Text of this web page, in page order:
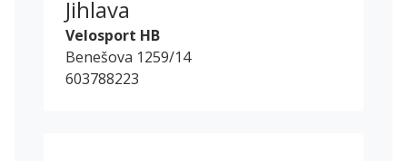
Jihlava
Velosport HB
Benešova 1259/14
603788223